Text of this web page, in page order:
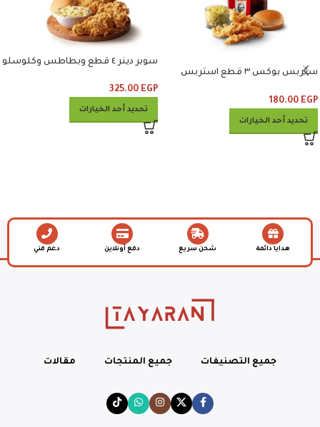
ستربس بوكس ٣ قطع استربس
180.00 EGP
تحديد أحد الخيارات
سوبر دينر ٤ قطع وبطاطس وكلوسلو
325.00 EGP
تحديد أحد الخيارات
هدايا دائمة شحن سريع دفع أونلاين دعم فني
جميع التصنيفات جميع المنتجات مقالات